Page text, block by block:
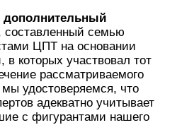
дополнительный
составленный семью
ЦПТ на основании
в которых участвовал тот
рассматриваемого
удостоверяемся, что
адекватно учитывает
с фигурантами нашего